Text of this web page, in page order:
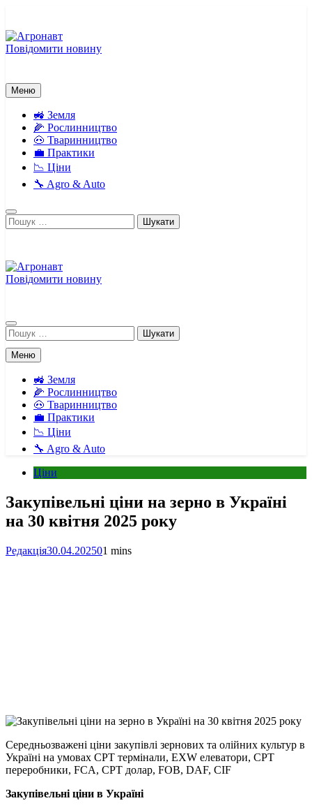
вмісту
Повідомити новину
Меню
🚜 Земля
🌽 Рослинництво
🐽 Тваринництво
💼 Практики
📉 Ціни
🔧 Agro & Auto
Пошук:
Повідомити новину
Пошук:
Меню
🚜 Земля
🌽 Рослинництво
🐽 Тваринництво
💼 Практики
📉 Ціни
🔧 Agro & Auto
Ціни
Закупівельні ціни на зерно в Україні
на 30 квітня 2025 року
Редакція30.04.202501 mins
Link
Print
Середньозважені ціни закупівлі зернових та олійних культур в
Україні на умовах CPT термінали, EXW елеватори, CPT
переробники, FCA, CPT долар, FOB, DAF, CIF
Закупівельні ціни в Україні